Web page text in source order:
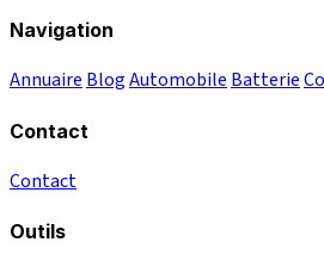
Navigation
Annuaire BlogAutomobile Batterie
Contact
Contact
Outils